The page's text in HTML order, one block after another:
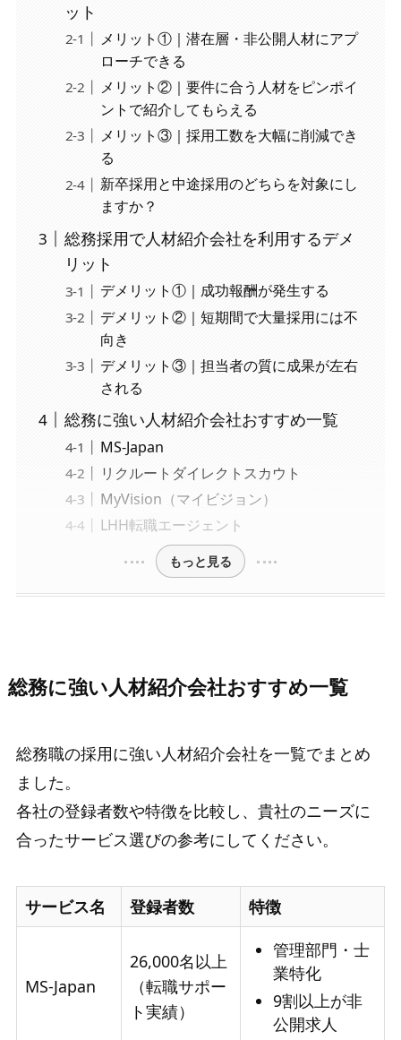
ット
メリット①｜潜在層・非公開人材にアプ
ローチできる
メリット②｜要件に合う人材をピンポイ
ントで紹介してもらえる
メリット③｜採用工数を大幅に削減でき
る
新卒採用と中途採用のどちらを対象にし
ますか？
総務採用で人材紹介会社を利用するデメ
リット
デメリット①｜成功報酬が発生する
デメリット②｜短期間で大量採用には不
向き
デメリット③｜担当者の質に成果が左右
される
総務に強い人材紹介会社おすすめ一覧
MS-Japan
リクルートダイレクトスカウト
MyVision（マイビジョン）
LHH転職エージェント
もっと見る
総務に強い人材紹介会社おすすめ一覧
総務職の採用に強い人材紹介会社を一覧でまとめ
ました。
各社の登録者数や特徴を比較し、貴社のニーズに
合ったサービス選びの参考にしてください。
サービス名 登録者数 特徴
MS-Japan
26,000名以上
（転職サポー
ト実績）
管理部門・士
業特化
9割以上が非
公開求人